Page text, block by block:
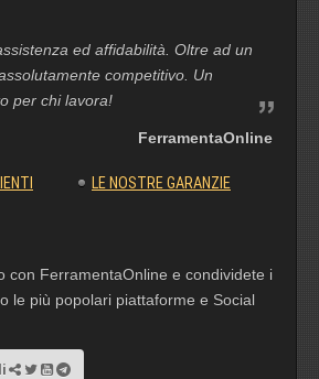
ed affidabilità. Oltre ad un
competitivo. Un
per chi lavora!
FerramentaOnline
LE NOSTRE GARANZIE
con FerramentaOnline e condividete i
le più popolari piattaforme e Social